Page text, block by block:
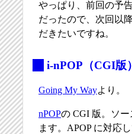
やっぱり、前回の予
だったので、次回以
だきたいですね。
i-nPOP（CGI版）
Going My Wayより。
nPOPの CGI 版。ソ
ます。APOP に対応